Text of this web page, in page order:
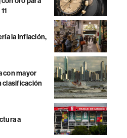
la inflación,
con mayor
clasificación
a